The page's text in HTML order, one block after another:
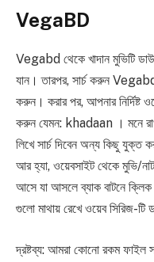
VegaBD
Vegabd থেকে খাদান মুভিটি
যান। তারপর, সার্চ করুন
করুন। করার পর, আপনার নির্দিষ্ট
করুন যেমন: khadaan । মনে
লিখে সার্চ দিবেন অন্য কিছু যুক্ত
আর হ্যা, ওয়েবসাইট থেকে মুভি/
আসে যা আসলে ব্যাক বাটনে ক্লিক
গুলো মাথায় রেখে ওয়েব সিরিজ-
দ্রষ্টব্য: আমরা কোনো রকম ফাইল